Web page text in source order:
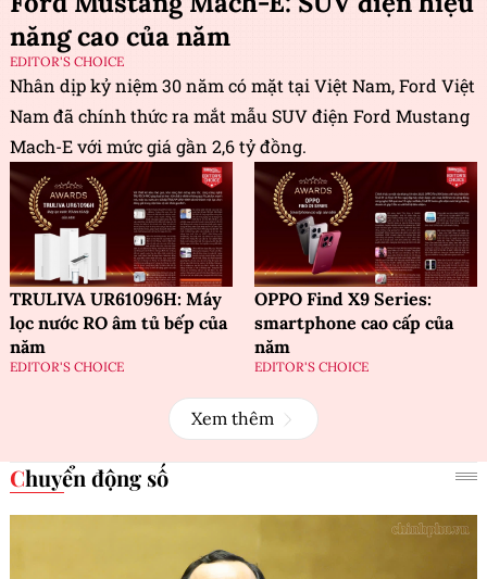
năng cao của năm
EDITOR'S CHOICE
Nhân dịp kỷ niệm 30 năm có mặt tại Việt Nam, Ford Việt
Nam đã chính thức ra mắt mẫu SUV điện Ford Mustang
Mach-E với mức giá gần 2,6 tỷ đồng.
TRULIVA UR61096H: Máy
lọc nước RO âm tủ bếp của
năm
EDITOR'S CHOICE
OPPO Find X9 Series:
smartphone cao cấp của
năm
EDITOR'S CHOICE
Xem thêm
Chuyển động số